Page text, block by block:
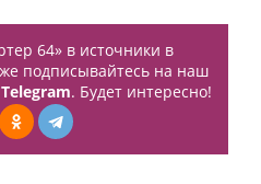
64» в источники в
подписывайтесь на наш
Telegram. Будет интересно!